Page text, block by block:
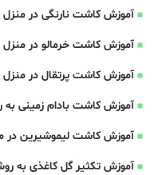
آموزش کاشت نارنگی در منزل
آموزش کاشت خرمالو در منزل
آموزش کاشت پرتقال در منزل
آموزش کاشت بادام زمینی
آموزش کاشت لیموشیرین در
آموزش تکثیر گل کاغذی به